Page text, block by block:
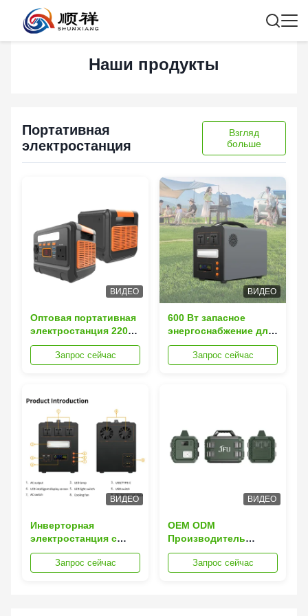
Наши продукты
Портативная
электростанция
Взгляд
больше
ВИДЕО
Оптовая портативная
электростанция 220В
Выпуск пик 1200W
генератор солнечной
кемпинга и отдыха на
открытом воздухе
Запрос сейчас
ВИДЕО
600 Вт запасное
энергоснабжение для
аварийных ситуаций
Запрос сейчас
ВИДЕО
Инверторная
электростанция с
чистой
синусоидальной
Запрос сейчас
ВИДЕО
OEM ODM
Производитель
солнечных
электростанций
Запрос сейчас